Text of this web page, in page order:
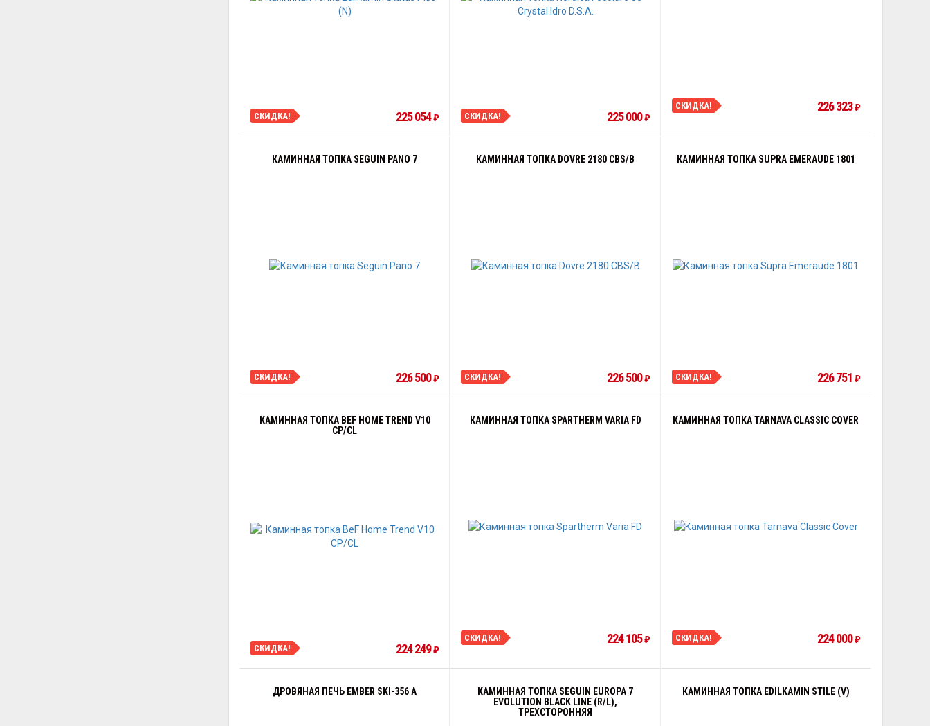
СКИДКА! 225 054₽ СКИДКА! 225 000₽
СКИДКА! 226 323₽
КАМИННАЯ ТОПКА SEGUIN PANO 7
СКИДКА! 226 500₽
КАМИННАЯ ТОПКА DOVRE 2180 CBS/B
СКИДКА! 226 500₽
КАМИННАЯ ТОПКА SUPRA EMERAUDE 1801
СКИДКА! 226 751₽
КАМИННАЯ ТОПКА BEF HOME TREND V10
CP/CL
СКИДКА! 224 249₽
КАМИННАЯ ТОПКА SPARTHERM VARIA FD
СКИДКА! 224 105₽
КАМИННАЯ ТОПКА TARNAVA CLASSIC COVER
СКИДКА! 224 000₽
ДРОВЯНАЯ ПЕЧЬ EMBER SKI-356 A
КАМИННАЯ ТОПКА SEGUIN EUROPA 7
EVOLUTION BLACK LINE (R/L),
ТРЕХСТОРОННЯЯ
КАМИННАЯ ТОПКА EDILKAMIN STILE (V)